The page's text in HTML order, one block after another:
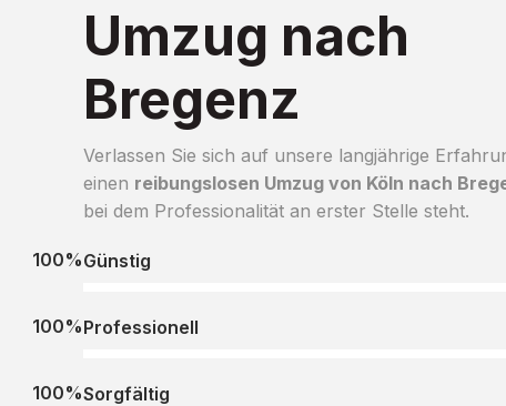
Umzug nach
Bregenz
Verlassen Sie sich auf unsere langjährige
einen reibungslosen Umzug von Köln nach
bei dem Professionalität an erster Stelle steht.
Günstig
100%
Professionell
100%
Sorgfältig
100%